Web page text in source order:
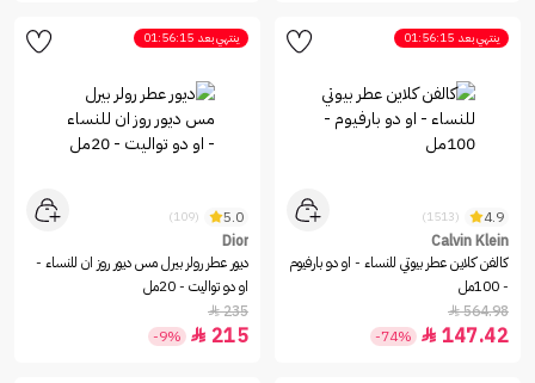
ينتهي بعد 01:56:15
4.9
(1513)
Calvin Klein
كالفن كلاين عطر بيوتي للنساء - او دو بارفيوم
- 100مل
564.98

147.42

-74%
ينتهي بعد 01:56:15
5.0
(109)
Dior
ديور عطر رولر بيرل مس ديور روز ان للنساء -
او دو تواليت - 20مل
235

215

-9%